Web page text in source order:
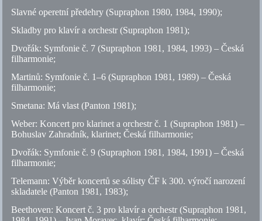
Slavné operetní předehry (Supraphon 1980, 1984, 1990);
Skladby pro klavír a orchestr (Supraphon 1981);
Dvořák: Symfonieč. 7 (Supraphon 1981, 1984, 1993) – Česká
filharmonie;
Martinů: Symfonieč. 1–6 (Supraphon 1981, 1989) – Česká
filharmonie;
Smetana: Má vlast (Panton 1981);
Weber: Koncert pro klarinet a orchestrč. 1 (Supraphon 1981) –
Bohuslav Zahradník, klarinet; Česká filharmonie;
Dvořák: Symfonieč. 9 (Supraphon 1981, 1984, 1991) – Česká
filharmonie;
Telemann: Výběr koncertů se sólisty ČF k 300. výročí narození
skladatele (Panton 1981, 1983);
Beethoven: Koncertč. 3 pro klavír a orchestr (Supraphon 1981,